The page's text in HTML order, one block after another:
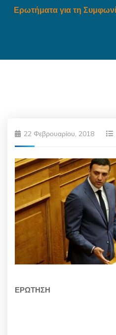
22 Φεβρουαρίου, 2018
ΕΡΩΤΗΣΗ